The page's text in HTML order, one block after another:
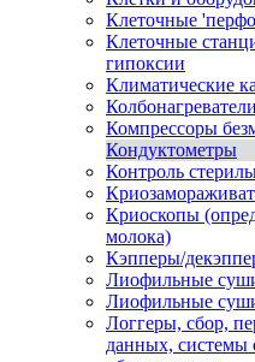
Клеточные
Клеточные
гипоксии
Климатические
Колбонагреватели
Компрессоры
Кондуктометры
Контроль
Криоскопы
молока)
Кэпперы/
Лиофильные
Лиофильные
Логгеры, сбор,
данных, системы